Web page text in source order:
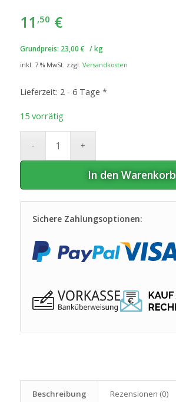
11 ,50 €
Grundpreis: 23,00 € /kg
inkl. 7 % MwSt. zzgl. Versandkosten
Lieferzeit: 2 - 6 Tage *
15 vorrätig
In den Warenkorb
Sichere Zahlungsoptionen:
Beschreibung Rezensionen (0)